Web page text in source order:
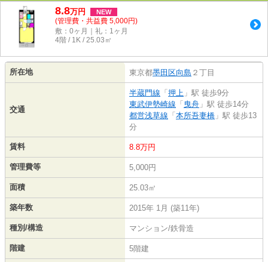
8.8万円 NEW
(管理費・共益費 5,000円)
敷：0ヶ月｜礼：1ヶ月
4階 / 1K / 25.03㎡
所在地 東京都墨田区向島 ２丁目
交通
半蔵門線 「 押上 」駅 徒歩9分
東武伊勢崎線 「 曳舟 」駅 徒歩14分
都営浅草線 「 本所吾妻橋 」駅 徒歩13
分
賃料 8.8万円
管理費等 5,000円
面積 25.03㎡
築年数 2015年 1月 (築11年)
種別/構造 マンション/鉄骨造
階建 5階建